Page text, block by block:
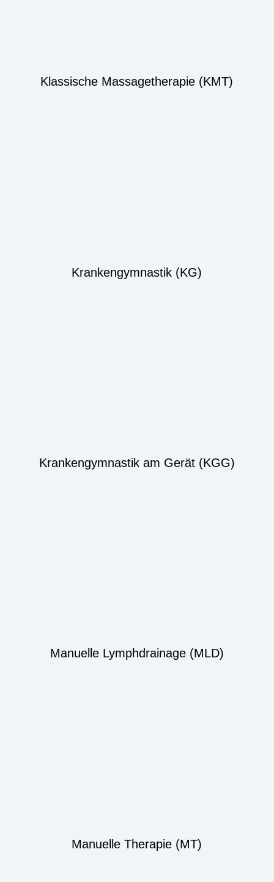
Klassische Massagetherapie (KMT)
Krankengymnastik (KG)
Krankengymnastik am Gerät (KGG)
Manuelle Lymphdrainage (MLD)
Manuelle Therapie (MT)